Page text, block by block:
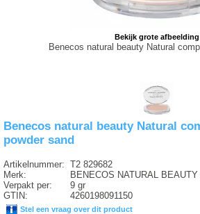
Bekijk grote afbeelding
Benecos natural beauty Natural
Benecos natural beauty Natural
powder sand
Artikelnummer:
Merk:
Verpakt per:
GTIN:
T2 829682
BENECOS NATURAL BEAUTY
9 gr
4260198091150
Stel een vraag over dit product